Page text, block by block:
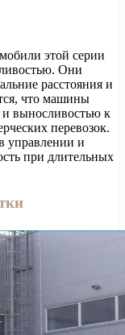
этой серии
Они
расстояния и
что машины
и выносливостью к
перевозок.
управлении и
при длительных